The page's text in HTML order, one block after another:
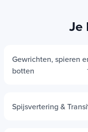
Je
Gewrichten, spieren
botten
Spijsvertering &